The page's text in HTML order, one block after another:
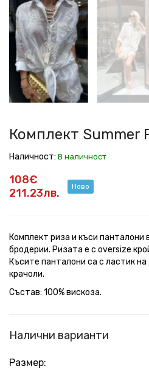
Summer
Pearl
Summer
Pearl
Summer
Pearl
Summer
Pearl
Summer
Pearl
Summer
Pearl
Summer
Pearl
Summer
Pearl
Комплект Summer
Наличност: В наличност
108€
211.23лв.
Ново
Комплект риза и къси панталони
бродерии. Ризата е с oversize
Късите панталони са с ластик
крачоли.
Състав: 100% вискоза.
Налични варианти
Размер: